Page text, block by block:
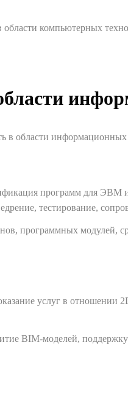
области компьютерных
в области
программ для ЭВМ
тестирование,
программных модулей,
услуг в
BIM-моделей,